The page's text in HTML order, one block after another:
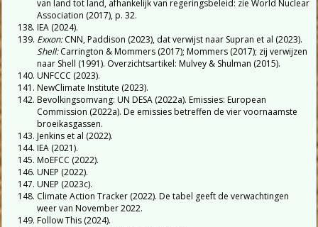
van land tot land, afhankelijk van regeringsbeleid: zie World Nuclear
Association (2017), p. 32.
IEA (2024).
Exxon:CNN, Paddison (2023), dat verwijst naar Supran et al (2023).
Shell:Carrington & Mommers (2017); Mommers (2017); zij verwijzen
naar Shell (1991). Overzichtsartikel: Mulvey & Shulman (2015).
UNFCCC (2023).
NewClimate Institute (2023).
Bevolkingsomvang: UN DESA (2022a). Emissies: European
Commission (2022a). De emissies betreffen de vier voornaamste
broeikasgassen.
Jenkins et al (2022).
IEA (2021).
MoEFCC (2022).
UNEP (2022).
UNEP (2023c).
Climate Action Tracker (2022). De tabel geeft de verwachtingen
weer van November 2022.
Follow This (2024).